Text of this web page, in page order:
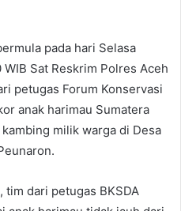
pada hari Selasa
Sat Reskrim Polres Aceh
petugas Forum Konservasi
anak harimau Sumatera
milik warga di Desa
tim dari petugas BKSDA